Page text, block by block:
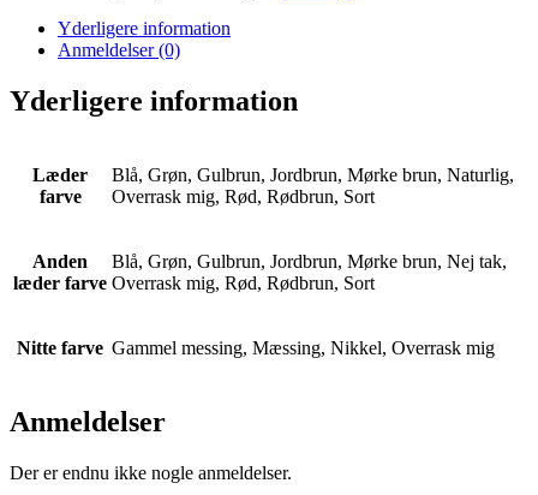
Yderligere information
Anmeldelser (0)
Yderligere information
Læder
farve
Blå, Grøn, Gulbrun, Jordbrun, Mørke brun, Naturlig,
Overrask mig, Rød, Rødbrun, Sort
Anden
læder farve
Blå, Grøn, Gulbrun, Jordbrun, Mørke brun, Nej tak,
Overrask mig, Rød, Rødbrun, Sort
Nitte farve Gammel messing, Mæssing, Nikkel, Overrask mig
Anmeldelser
Der er endnu ikke nogle anmeldelser.